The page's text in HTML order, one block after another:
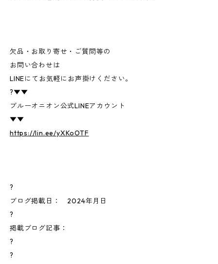
欠品・お取り寄せ・ご質問等の
お問い合わせは
LINEにてお気軽にお声掛けください。
?▼▼
ブルーオニオン公式LINEアカウント
▼▼
https://lin.ee/yXKoOTF
?
ブログ掲載日： 2024年月日
?
掲載ブログ記事：
?
?